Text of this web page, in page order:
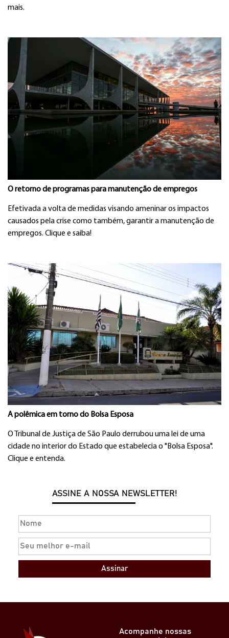
mais.
O retorno de programas para manutenção de empregos
Efetivada a volta de medidas visando ameninar os impactos
causados pela crise como também, garantir a manutenção de
empregos. Clique e saiba!
A polêmica em torno do Bolsa Esposa
O Tribunal de Justiça de São Paulo derrubou uma lei de uma
cidade no interior do Estado que estabelecia o "Bolsa Esposa".
Clique e entenda.
ASSINE A NOSSA NEWSLETTER!
Assinar
Acompanhe nossas